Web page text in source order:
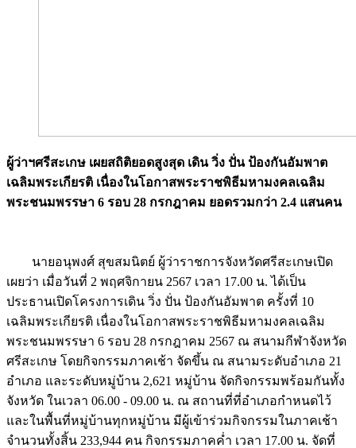
ผู้ว่าฯศรีสะเกษ เผยสถิติยอดสูงสุด เดิน วิ่ง ปั่น ป้องกันอัมพาต
เฉลิมพระเกียรติ เนื่องในโอกาสพระราชพิธีมหามงคลเฉลิม
พระชนมพรรษา 6 รอบ 28 กรกฎาคม ยอดรวมกว่า 2.4 แสนคน
นายอนุพงศ์ สุขสมนิตย์ ผู้ว่าราชการจังหวัดศรีสะเกษเปิด
เผยว่า เมื่อวันที่ 2 พฤศจิกายน 2567 เวลา 17.00 น. ได้เป็น
ประธานเปิดโครงการเดิน วิ่ง ปั่น ป้องกันอัมพาต ครั้งที่ 10
เฉลิมพระเกียรติ เนื่องในโอกาสพระราชพิธีมหามงคลเฉลิม
พระชนมพรรษา 6 รอบ 28 กรกฎาคม 2567 ณ สนามกีฬาจังหวัด
ศรีสะเกษ โดยกิจกรรมภาคเช้า จัดขึ้น ณ สนามระดับอำเภอ 21
อำเภอ และระดับหมู่บ้าน 2,621 หมู่บ้าน จัดกิจกรรมพร้อมกันทั้ง
จังหวัด ในเวลา 06.00 - 09.00 น. ณ สถานที่ที่อำเภอกำหนดไว้
และในพื้นที่หมู่บ้านทุกหมู่บ้าน มีผู้เข้าร่วมกิจกรรมในภาคเช้า
จำนวนทั้งสิ้น 233,944 คน กิจกรรมภาคค่ำ เวลา 17.00 น. จัดที่